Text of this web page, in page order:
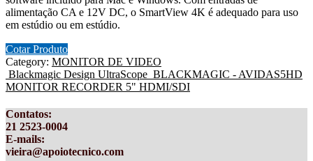
alimentação CA e 12V DC, o SmartView 4K é adequado para uso
em estúdio ou em estúdio.
Cotar Produto
Category: MONITOR DE VIDEO
Blackmagic Design UltraScope BLACKMAGIC - AVIDAS5HD
MONITOR RECORDER 5" HDMI/SDI
Contatos:
21 2523-0004
E-mails:
vieira@apoiotecnico.com